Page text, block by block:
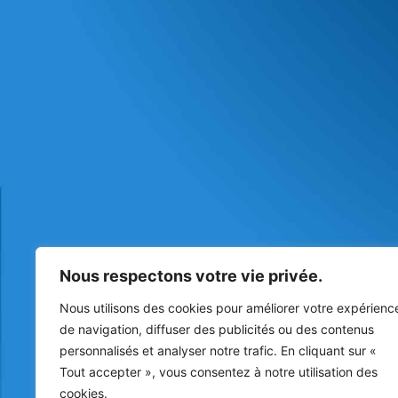
Nous respectons votre vie privée.
Nous utilisons des cookies pour améliorer votre
de navigation, diffuser des publicités ou des contenus
personnalisés et analyser notre trafic. En cliquant sur «
Tout accepter », vous consentez à notre utilisation des
cookies.